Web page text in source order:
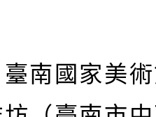
臺南國家美